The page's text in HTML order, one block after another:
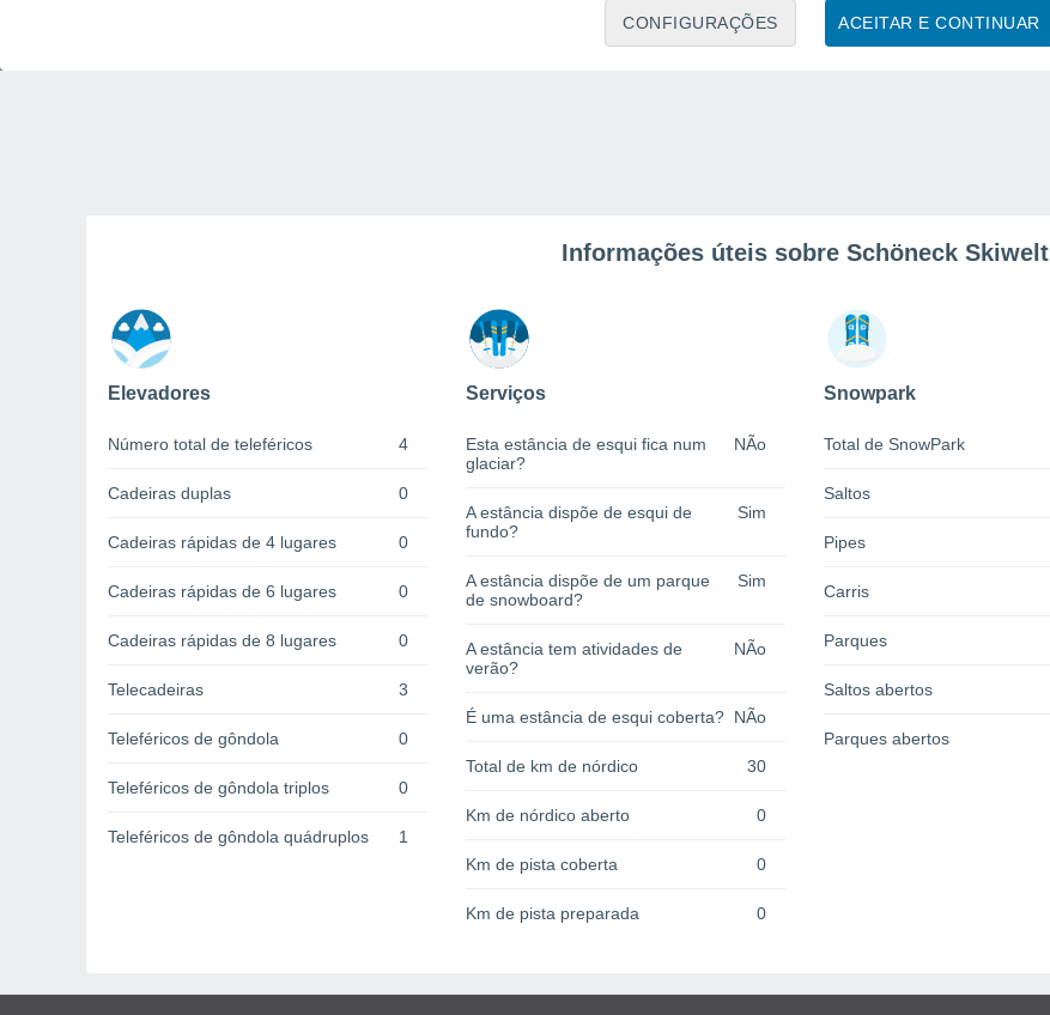
ACEITAR E CONTINUAR
CONFIGURAÇÕES
Informações úteis sobre Schöneck Skiwelt
Elevadores
Número total de teleféricos 4
Cadeiras duplas 0
Cadeiras rápidas de 4 lugares 0
Cadeiras rápidas de 6 lugares 0
Cadeiras rápidas de 8 lugares 0
Telecadeiras 3
Teleféricos de gôndola 0
Teleféricos de gôndola triplos 0
Teleféricos de gôndola quádruplos 1
Serviços
Esta estância de esqui fica num
glaciar?
NÃo
A estância dispõe de esqui de
fundo?
Sim
A estância dispõe de um parque
de snowboard?
Sim
A estância tem atividades de
verão?
NÃo
É uma estância de esqui coberta? NÃo
Total de km de nórdico 30
Km de nórdico aberto 0
Km de pista coberta 0
Km de pista preparada 0
Snowpark
Total de SnowPark
Saltos
Pipes
Carris
Parques
Saltos abertos
Parques abertos